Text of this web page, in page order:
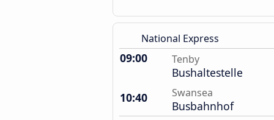
National Express
09:00 Tenby
Bushaltestelle
10:40
Swansea
Busbahnhof